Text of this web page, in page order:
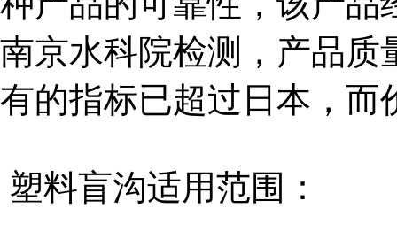
南京水科院检测，产品质
有的指标已超过日本，而
塑料盲沟适用范围：